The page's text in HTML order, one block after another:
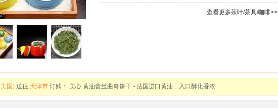
查看更多茶叶/茶具/咖啡>>
亚) 送往上海市 订购：纽麦福 脱脂高钙纯牛奶 - 新西兰进口 200mlX30盒
国) 送往 天津市 订购： 美心 黄油蕾丝曲奇饼干 - 法国进口黄油，入口酥化香浓